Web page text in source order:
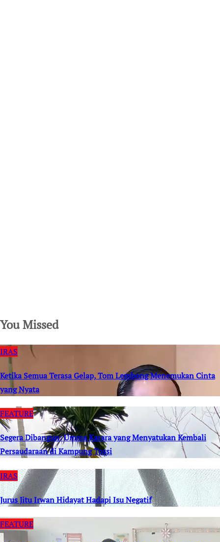
You Missed
IRAS
Ketika Semua Terasa Gelap, Tom Lembong Menemukan Cinta
yang Nyata
FEATURE
Segera Dibangun: Umma Karara yang Menyatukan Kembali
Persaudaraan di Kampung Tossi
IRAS
Jurus Jitu Irwan Hidayat Hadapi Isu Negatif
FEATURE